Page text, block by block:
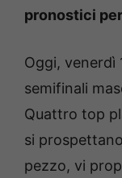
pronostici
Oggi, venerdì
semifinali
Quattro top
si
pezzo, vi